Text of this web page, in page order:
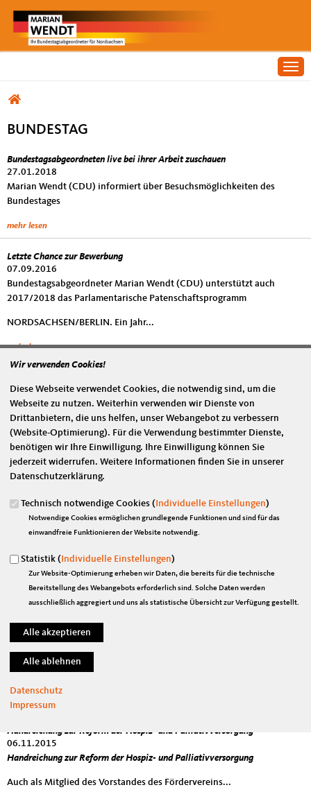
Sie sind hier
BUNDESTAG
Bundestag
Bundestagsabgeordneten live bei ihrer Arbeit zuschauen
27.01.2018
Marian Wendt (CDU) informiert über Besuchsmöglichkeiten des
Bundestages
mehr lesen
Letzte Chance zur Bewerbung
07.09.2016
Bundestagsabgeordneter Marian Wendt (CDU) unterstützt auch
2017/2018 das Parlamentarische Patenschaftsprogramm
NORDSACHSEN/BERLIN. Ein Jahr...
mehr lesen
31.05.2016
Marian Wendt (CDU): „Unternehmen brauchen eine zukunftsfeste
Infrastruktur, für die setzen wir uns ein. Die Förderung stärkt
Nordsachsen.“
...
mehr lesen
Eine andere Heimat
für junge Medienmacher
NORDSACHSEN / BERLIN. Gemeinsam mit der...
mehr lesen
Bundeshaushalt 2016 ohne neue Schulden, für mehr innere Sicherheit
Marian Wendt (CDU): „Zum dritten Mal die schwarze Null: in der Krise
mehr lesen
Handreichung zur Reform der Hospiz- und Palliativversorgung
06.11.2015
Handreichung zur Reform der Hospiz- und Palliativversorgung
Auch als Mitglied des Vorstandes des Fördervereins...
Wir verwenden Cookies!
Diese Webseite verwendet Cookies, die notwendig sind, um die
Webseite zu nutzen. Weiterhin verwenden wir Dienste von
Drittanbietern, die uns helfen, unser Webangebot zu verbessern
(Website-Optimierung). Für die Verwendung bestimmter Dienste,
benötigen wir Ihre Einwilligung. Ihre Einwilligung können Sie
jederzeit widerrufen. Weitere Informationen finden Sie in unserer
Datenschutzerklärung.
Technisch notwendige Cookies (Individuelle Einstellungen)
Notwendige Cookies ermöglichen grundlegende Funktionen und sind für das
einwandfreie Funktionieren der Website notwendig.
Statistik ( Individuelle Einstellungen)
Zur Website-Optimierung erheben wir Daten, die bereits für die technische
Bereitstellung des Webangebots erforderlich sind. Solche Daten werden
ausschließlich aggregiert und uns als statistische Übersicht zur Verfügung gestellt.
Datenschutz
Impressum